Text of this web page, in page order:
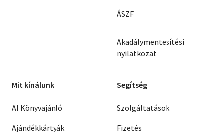
ÁSZF
Akadálymentesítési
nyilatkozat
Mit kínálunk
AI Könyvajánló
Ajándékkártyák
Segítség
Szolgáltatások
Fizetés